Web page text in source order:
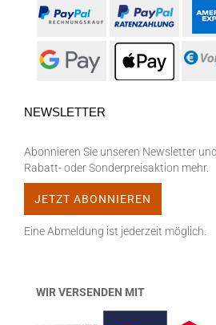
NEWSLETTER
Abonnieren Sie unseren Newsletter
Rabatt- oder Sonderpreisaktion mehr.
Eine Abmeldung ist jederzeit möglich.
WIR VERSENDEN MIT